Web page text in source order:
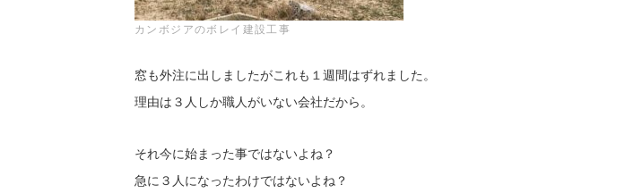
カンボジアのボレイ建設工事
窓も外注に出しましたがこれも１週間はずれました。
理由は３人しか職人がいない会社だから。
それ今に始まった事ではないよね？
急に３人になったわけではないよね？